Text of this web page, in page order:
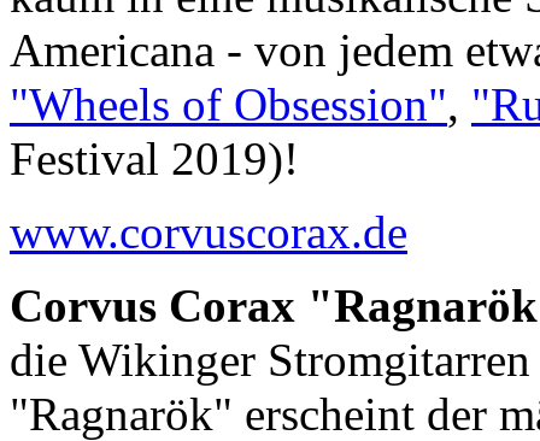
Americana - von jedem
"Wheels of Obsession",
Festival 2019)!
www.corvuscorax.de
Corvus Corax
die Wikinger
"Ragnarök" erscheint der